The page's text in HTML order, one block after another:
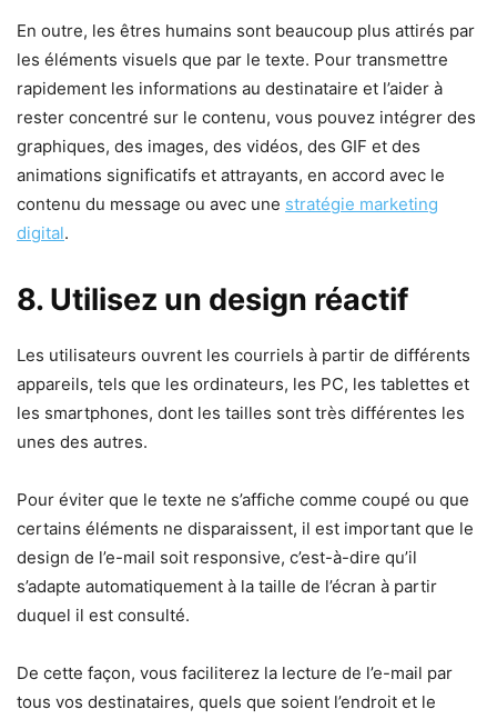
En outre, les êtres humains sont beaucoup plus attirés par
les éléments visuels que par le texte. Pour transmettre
rapidement les informations au destinataire et l’aider à
rester concentré sur le contenu, vous pouvez intégrer des
graphiques, des images, des vidéos, des GIF et des
animations significatifs et attrayants, en accord avec le
contenu du message ou avec une stratégie marketing
digital.
8. Utilisez un design réactif
Les utilisateurs ouvrent les courriels à partir de différents
appareils, tels que les ordinateurs, les PC, les tablettes et
les smartphones, dont les tailles sont très différentes les
unes des autres.
Pour éviter que le texte ne s’affiche comme coupé ou que
certains éléments ne disparaissent, il est important que le
design de l’e-mail soit responsive, c’est-à-dire qu’il
s’adapte automatiquement à la taille de l’écran à partir
duquel il est consulté.
De cette façon, vous faciliterez la lecture de l’e-mail par
tous vos destinataires, quels que soient l’endroit et le